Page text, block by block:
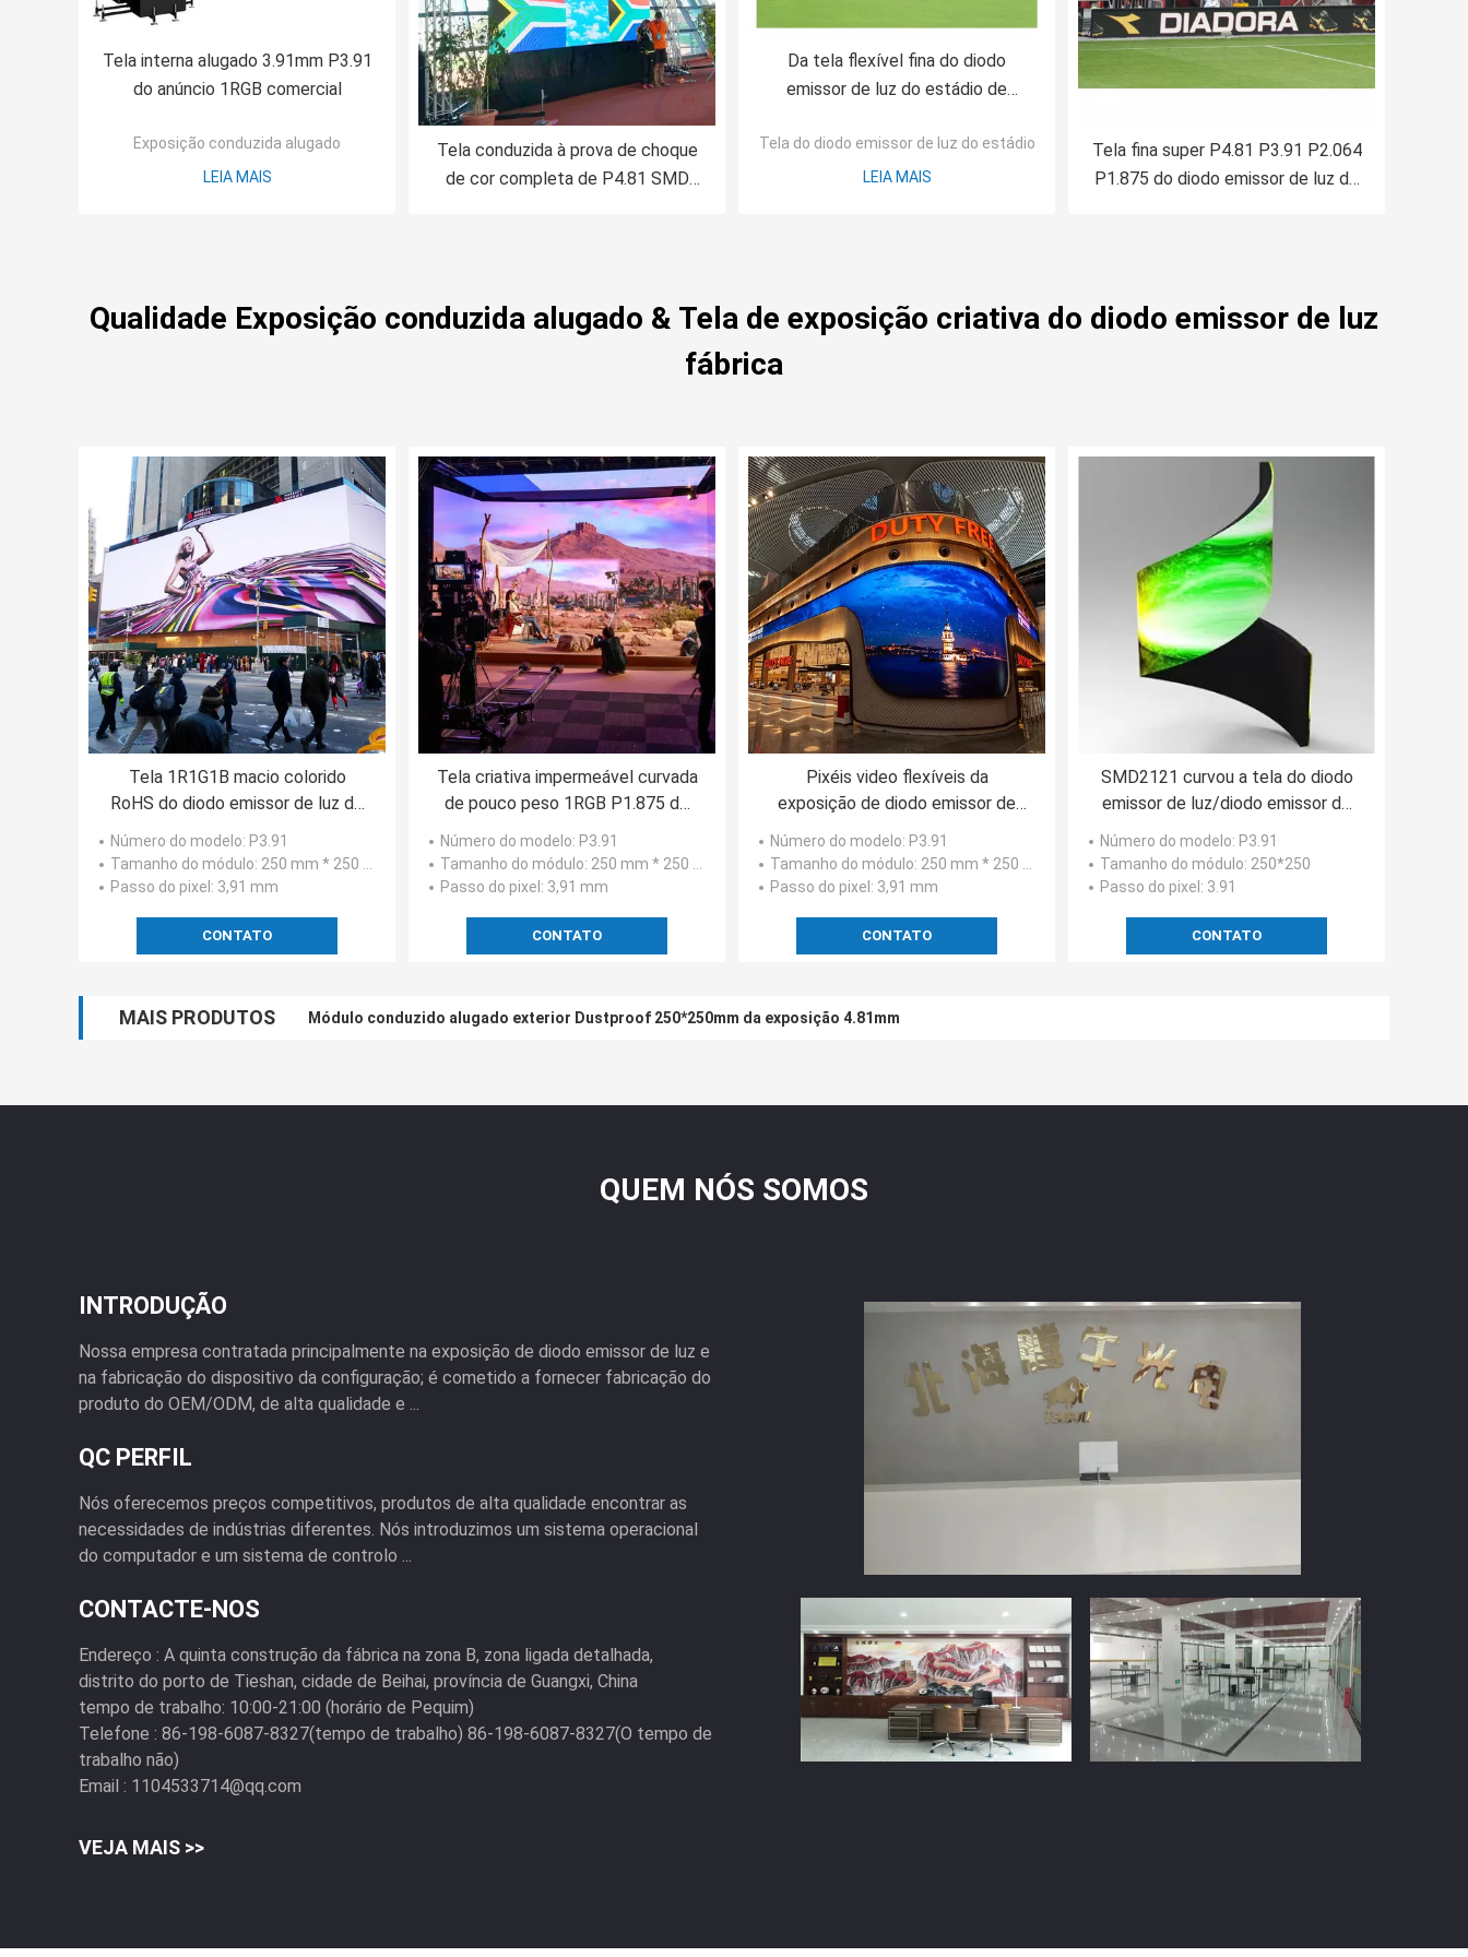
Tela interna alugado 3.91mm P3.91
do anúncio 1RGB comercial
Exposição conduzida alugado
LEIA MAIS
Tela conduzida à prova de choque
de cor completa de P4.81 SMD
Da tela flexível fina do diodo
emissor de luz do estádio de
SMD1921
Tela do diodo emissor de luz do estádio
LEIA MAIS
Tela fina super P4.81 P3.91 P2.064
P1.875 do diodo emissor de luz do
Qualidade Exposição conduzida alugado & Tela de exposição criativa do diodo emissor de luz
fábrica
Tela 1R1G1B macio colorido
RoHS do diodo emissor de luz de
EDA High Resolution Curved
Número do modelo: P3.91
Tamanho do módulo: 250 mm * 250 mm
Passo do pixel : 3,91 mm
CONTATO
Tela criativa impermeável curvada
de pouco peso 1RGB P1.875 do
diodo emissor de luz da tela do
diodo emissor de luz
Número do modelo: P3.91
Tamanho do módulo: 250 mm * 250 mm
Passo do pixel : 3,91 mm
CONTATO
Pixéis video flexíveis da
exposição de diodo emissor de
luz da parede P3.91 3.91mm do
diodo emissor de luz SMD2121
Número do modelo: P3.91
Tamanho do módulo: 250 mm * 250 mm
Passo do pixel : 3,91 mm
CONTATO
SMD2121 curvou a tela do diodo
emissor de luz/diodo emissor de
luz de pouco peso indica P3.91
3.91mm
Número do modelo: P3.91
Tamanho do módulo: 250*250
Passo do pixel : 3.91
CONTATO
MAIS PRODUTOS Módulo conduzido alugado exterior Dustproof 250*250mm da exposição 4.81mm
QUEM NÓS SOMOS
INTRODUÇÃO
Nossa empresa contratada principalmente na exposição de diodo emissor de luz e
na fabricação do dispositivo da configuração; é cometido a fornecer fabricação do
produto do OEM/ODM, de alta qualidade e ...
QC PERFIL
Nós oferecemos preços competitivos, produtos de alta qualidade encontrar as
necessidades de indústrias diferentes. Nós introduzimos um sistema operacional
do computador e um sistema de controlo ...
CONTACTE-NOS
Endereço : A quinta construção da fábrica na zona B, zona ligada detalhada,
distrito do porto de Tieshan, cidade de Beihai, província de Guangxi, China
tempo de trabalho: 10:00-21:00 (horário de Pequim)
Telefone : 86-198-6087-8327(tempo de trabalho) 86-198-6087-8327(O tempo de
trabalho não)
Email : 1104533714@qq.com
VEJA MAIS >>